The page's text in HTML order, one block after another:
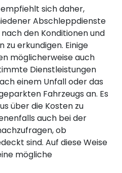
sich daher,
Abschleppdienste
den Konditionen und
zu erkundigen. Einige
möglicherweise auch
Dienstleistungen
einem Unfall oder das
Fahrzeugs an. Es
über die Kosten zu
auch bei der
ob
sind. Auf diese Weise
mögliche